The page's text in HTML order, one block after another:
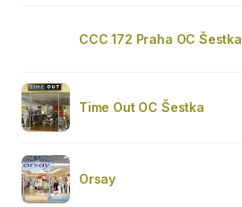
CCC 172 Praha OC Šestka
Time Out OC Šestka
Orsay